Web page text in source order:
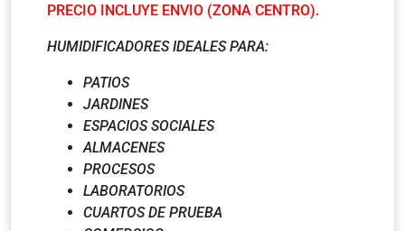
PRECIO INCLUYE ENVIO (ZONA CENTRO).
HUMIDIFICADORES IDEALES PARA:
PATIOS
JARDINES
ESPACIOS SOCIALES
ALMACENES
PROCESOS
LABORATORIOS
CUARTOS DE PRUEBA